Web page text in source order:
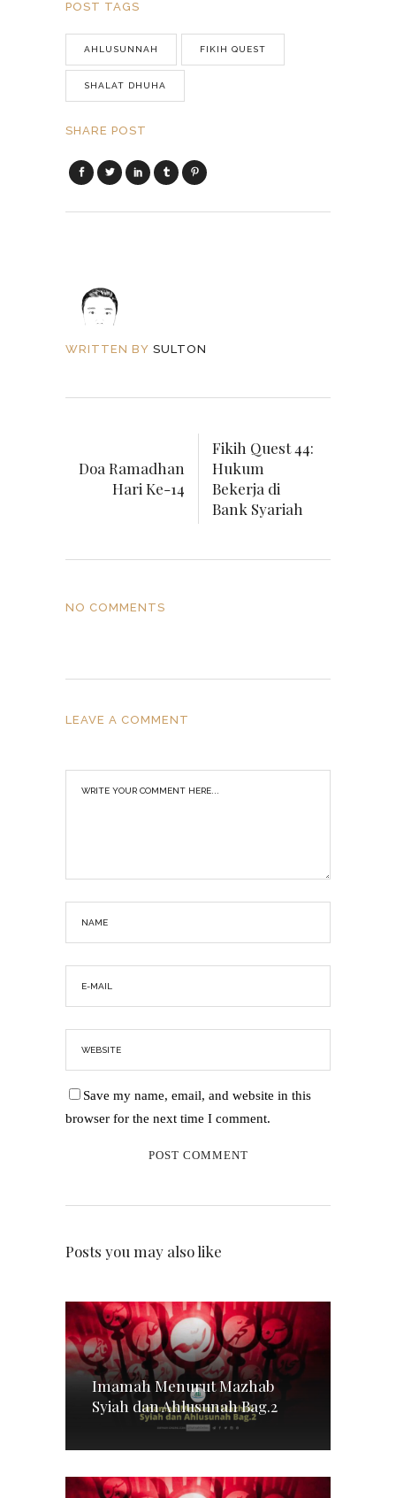
POST TAGS
AHLUSUNNAH FIKIH QUEST
SHALAT DHUHA
SHARE POST
WRITTEN BY SULTON
Doa Ramadhan
Hari Ke-14
Fikih Quest 44:
Hukum
Bekerja di
Bank Syariah
NO COMMENTS
LEAVE A COMMENT
Save my name, email, and website in this
browser for the next time I comment.
Posts you may also like
Imamah Menurut Mazhab
Syiah dan Ahlusunah Bag.2